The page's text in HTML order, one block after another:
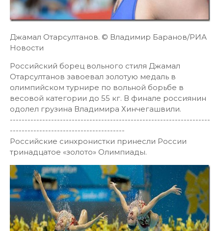
Джамал Отарсултанов. © Владимир Баранов/РИА
Новости
Российский борец вольного стиля Джамал
Отарсултанов завоевал золотую медаль в
олимпийском турнире по вольной борьбе в
весовой категории до 55 кг. В финале россиянин
одолел грузина Владимира Хинчегашвили.
--------------------------------------------------------------------
---------------------------------------
Российские синхронистки принесли России
тринадцатое «золото» Олимпиады.